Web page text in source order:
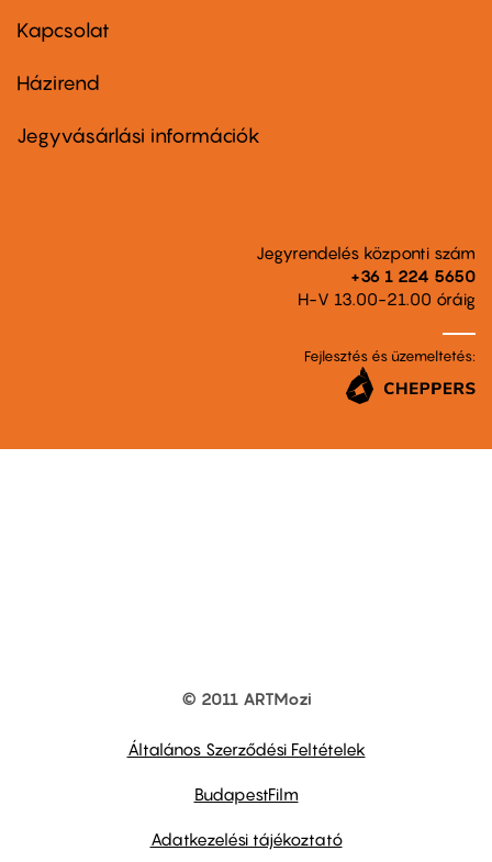
firstKapcsolat
Footer
second
Házirend
Jegyvásárlási információk
Jegyrendelés központi szám
+36 1 224 5650
H-V 13.00-21.00 óráig
Fejlesztés és üzemeltetés:
© 2011 ARTMozi
Általános Szerződési Feltételek
BudapestFilm
Adatkezelési tájékoztató